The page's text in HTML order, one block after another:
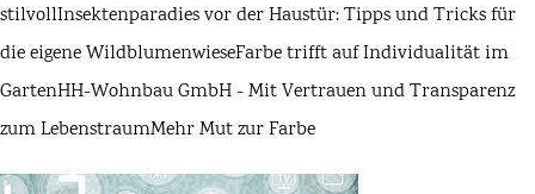
stilvollInsektenparadies vor der Haustür: Tipps und Tricks für
die eigene WildblumenwieseFarbe trifft auf Individualität im
GartenHH-Wohnbau GmbH - Mit Vertrauen und Transparenz
zum LebenstraumMehr Mut zur Farbe